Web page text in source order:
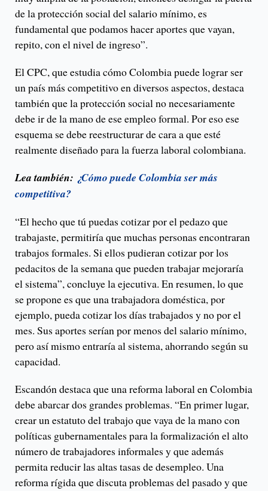
de la protección social del salario mínimo, es
fundamental que podamos hacer aportes que vayan,
repito, con el nivel de ingreso”.
El CPC, que estudia cómo Colombia puede lograr ser
un país más competitivo en diversos aspectos, destaca
también que la protección social no necesariamente
debe ir de la mano de ese empleo formal. Por eso ese
esquema se debe reestructurar de cara a que esté
realmente diseñado para la fuerza laboral colombiana.
Lea también: ¿Cómo puede Colombia ser más
competitiva?
“El hecho que tú puedas cotizar por el pedazo que
trabajaste, permitiría que muchas personas encontraran
trabajos formales. Si ellos pudieran cotizar por los
pedacitos de la semana que pueden trabajar mejoraría
el sistema”, concluye la ejecutiva. En resumen, lo que
se propone es que una trabajadora doméstica, por
ejemplo, pueda cotizar los días trabajados y no por el
mes. Sus aportes serían por menos del salario mínimo,
pero así mismo entraría al sistema, ahorrando según su
capacidad.
Escandón destaca que una reforma laboral en Colombia
debe abarcar dos grandes problemas. “En primer lugar,
crear un estatuto del trabajo que vaya de la mano con
políticas gubernamentales para la formalización el alto
número de trabajadores informales y que además
permita reducir las altas tasas de desempleo. Una
reforma rígida que discuta problemas del pasado y que